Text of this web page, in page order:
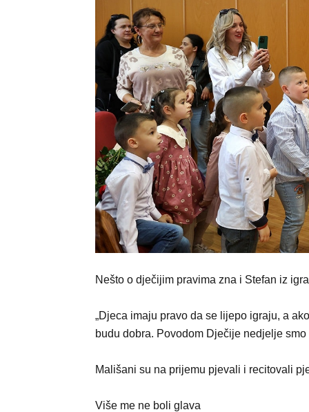
Nešto o dječijim pravima zna i Stefan iz
„Djeca imaju pravo da se lijepo igraju, a
budu dobra. Povodom Dječije nedjelje smo
Mališani su na prijemu pjevali i recitovali
Više me ne boli glava